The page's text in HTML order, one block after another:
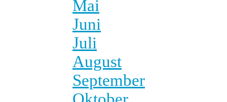
Mai
Juni
Juli
August
September